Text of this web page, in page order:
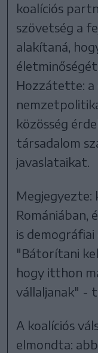
koalíciós
szövetség a
alakítaná,
Hozzátette: a
közösség
társadalom
javaslataikat.
Megjegyezte:
Romániában,
is
"Bátorítani
hogy itthon
vállaljanak" -
A koalíciós
elmondta: